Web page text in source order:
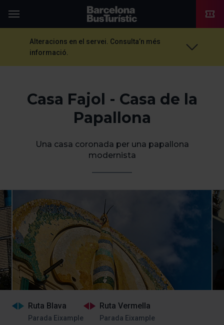
TMB-OCI
Alteracions en el servei. Consulta’n més
informació.
Casa Fajol - Casa de la
Papallona
Una casa coronada per una papallona
modernista
Ruta Blava
Parada Eixample
Ruta Vermella
Parada Eixample